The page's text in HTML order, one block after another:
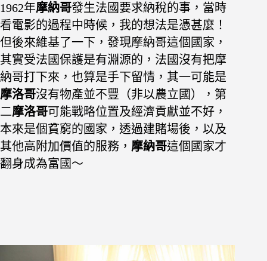
1962年摩納哥發生法國要求納稅的事，當時
看電影的過程中時候，我的想法是憑甚麼！
但後來維基了一下，發現摩納哥這個國家，
其實受法國保護是有淵源的， 法國沒有把摩
納哥打下來，也算是手下留情，其一可能是
摩洛哥沒有物產並不豐（非以農立國）， 第
二摩洛哥可能戰略位置及經濟貢獻並不好，
本來是個貧窮的國家， 透過建賭場後，以及
其他高附加價值的服務， 摩納哥這個國家才
翻身成為富國～